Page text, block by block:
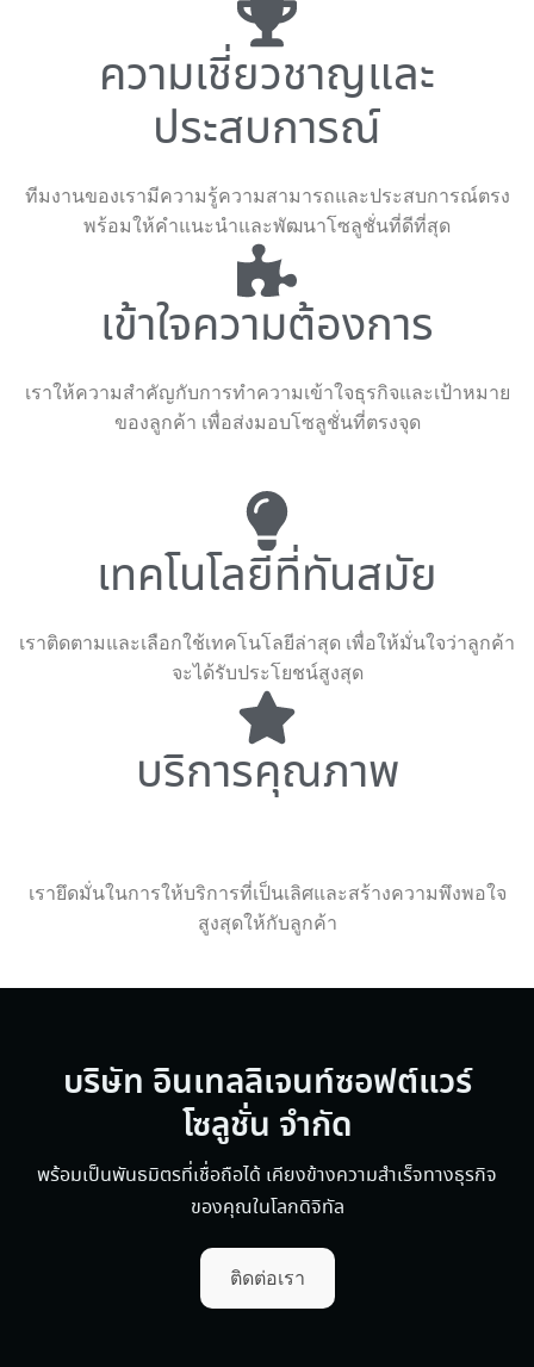
ความเชี่ยวชาญและ
ประสบการณ์
ทีมงานของเรามีความรู้ความสามารถและประสบการณ์ตรง
พร้อมให้คำแนะนำและพัฒนาโซลูชั่นที่ดีที่สุด
เข้าใจความต้องการ
เราให้ความสำคัญกับการทำความเข้าใจธุรกิจและเป้าหมาย
ของลูกค้า เพื่อส่งมอบโซลูชั่นที่ตรงจุด
เทคโนโลยีที่ทันสมัย
เราติดตามและเลือกใช้เทคโนโลยีล่าสุด เพื่อให้มั่นใจว่าลูกค้า
จะได้รับประโยชน์สูงสุด
บริการคุณภาพ
เรายึดมั่นในการให้บริการที่เป็นเลิศและสร้างความพึงพอใจ
สูงสุดให้กับลูกค้า
บริษัท อินเทลลิเจนท์ซอฟต์แวร์
โซลูชั่น จำกัด
พร้อมเป็นพันธมิตรที่เชื่อถือได้ เคียงข้างความสำเร็จทางธุรกิจ
ของคุณในโลกดิจิทัล
ติดต่อเรา